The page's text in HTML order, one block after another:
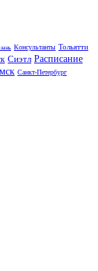
Консультанты Тольятти
Сиэтл Расписание
Санкт-Петербург